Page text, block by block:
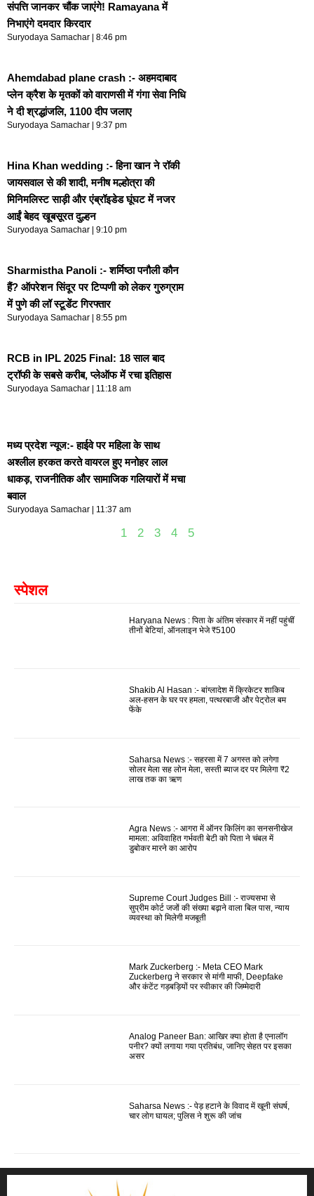
संपत्ति जानकर चौंक जाएंगे! Ramayana में
निभाएंगे दमदार किरदार
Suryodaya Samachar 8:46 pm
Ahemdabad plane crash :- अहमदाबाद
प्लेन क्रैश के मृतकों को वाराणसी में गंगा सेवा निधि
ने दी श्रद्धांजलि, 1100 दीप जलाए
Suryodaya Samachar 9:37 pm
Hina Khan wedding :- हिना खान ने रॉकी
जायसवाल से की शादी, मनीष मल्होत्रा की
मिनिमलिस्ट साड़ी और एंब्रॉइडेड घूंघट में नजर
आईं बेहद खूबसूरत दुल्हन
Suryodaya Samachar 9:10 pm
Sharmistha Panoli :- शर्मिष्ठा पनौली कौन
हैं? ऑपरेशन सिंदूर पर टिप्पणी को लेकर गुरुग्राम
में पुणे की लॉ स्टूडेंट गिरफ्तार
Suryodaya Samachar 8:55 pm
RCB in IPL 2025 Final: 18 साल बाद
ट्रॉफी के सबसे करीब, प्लेऑफ में रचा इतिहास
Suryodaya Samachar 11:18 am
मध्य प्रदेश न्यूज:- हाईवे पर महिला के साथ
अश्लील हरकत करते वायरल हुए मनोहर लाल
धाकड़, राजनीतिक और सामाजिक गलियारों में मचा
बवाल
Suryodaya Samachar 11:37 am
1 2 3 4 5
स्पेशल
Haryana News : पिता के अंतिम संस्कार में नहीं पहुंचीं
तीनों बेटियां, ऑनलाइन भेजे ₹5100
Shakib Al Hasan :- बांग्लादेश में क्रिकेटर शाकिब
अल-हसन के घर पर हमला, पत्थरबाजी और पेट्रोल बम
फेंके
Saharsa News :- सहरसा में 7 अगस्त को लगेगा
सोलर मेला सह लोन मेला, सस्ती ब्याज दर पर मिलेगा ₹2
लाख तक का ऋण
Agra News :- आगरा में ऑनर किलिंग का सनसनीखेज
मामला: अविवाहित गर्भवती बेटी को पिता ने चंबल में
डुबोकर मारने का आरोप
Supreme Court Judges Bill :- राज्यसभा से
सुप्रीम कोर्ट जजों की संख्या बढ़ाने वाला बिल पास, न्याय
व्यवस्था को मिलेगी मजबूती
Mark Zuckerberg :- Meta CEO Mark
Zuckerberg ने सरकार से मांगी माफी, Deepfake
और कंटेंट गड़बड़ियों पर स्वीकार की जिम्मेदारी
Analog Paneer Ban: आखिर क्या होता है एनालॉग
पनीर? क्यों लगाया गया प्रतिबंध, जानिए सेहत पर इसका
असर
Saharsa News :- पेड़ हटाने के विवाद में खूनी संघर्ष,
चार लोग घायल; पुलिस ने शुरू की जांच